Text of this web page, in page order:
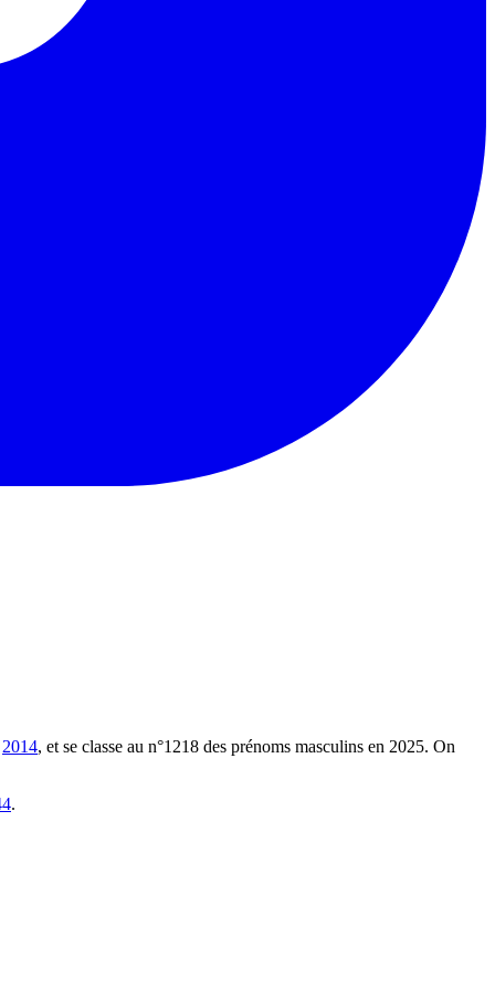
2014, et se classe au n°1218 des prénoms masculins en 2025. On
.